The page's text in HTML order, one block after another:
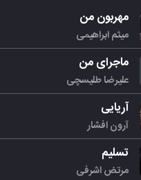
مهربون من
میثم ابراهیمی
ماجرای من
علیرضا طلیسچی
آریایی
آرون افشار
تسلیم
مرتض اشرفی